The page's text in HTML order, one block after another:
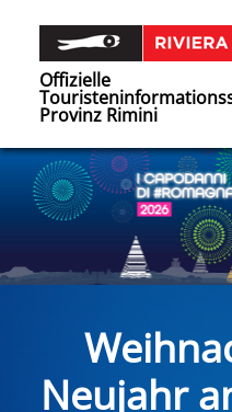
Offizielle
Provinz Rimini
Neujahr